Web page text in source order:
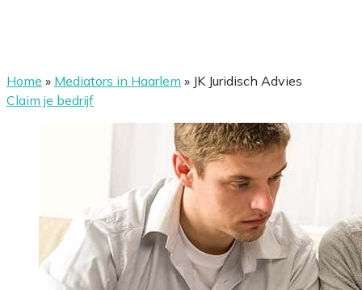
Home » Mediators in Haarlem » JK Juridisch Advies
Claim je bedrijf